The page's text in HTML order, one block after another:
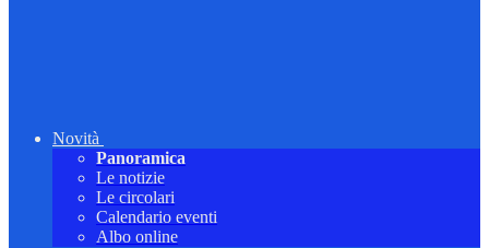
Novità
Panoramica
Le notizie
Le circolari
Calendario eventi
Albo online